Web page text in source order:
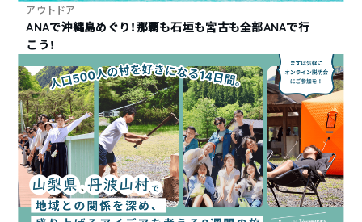
アウトドア
ANAで沖縄島めぐり！那覇も石垣も宮古も全部ANAで行
こう！